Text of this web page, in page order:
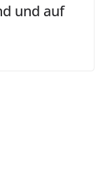
und auf